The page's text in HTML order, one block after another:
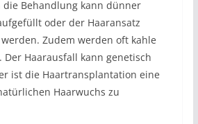
die Behandlung kann dünner
oder der Haaransatz
Zudem werden oft kahle
Haarausfall kann genetisch
ist die Haartransplantation eine
Haarwuchs zu